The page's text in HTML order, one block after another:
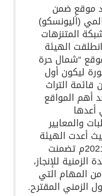
موقعِ ضمن
(اليونسكو)
المتنزهات
الهيئة
“شمال حرة
ليكون أول
التراث
أهم المواقع
أعدها
والمعايير
أعدت الهيئة
خطة تنفيذية تمتد للعام 2021م تضمنت
للإنجاز،
من المهام التي
الزمني المقترح.